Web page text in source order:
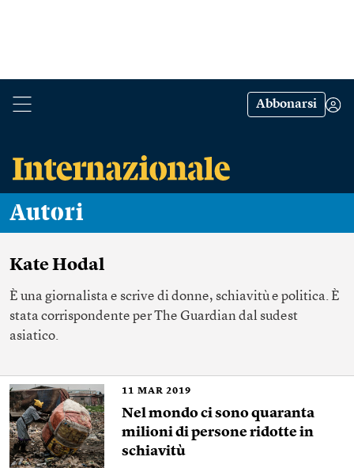
Abbonarsi
Autori
Kate Hodal
È una giornalista e scrive di donne, schiavitù e politica. È
stata corrispondente per The Guardian dal sudest
asiatico.
11 MAR 2019
Nel mondo ci sono quaranta
milioni di persone ridotte in
schiavitù